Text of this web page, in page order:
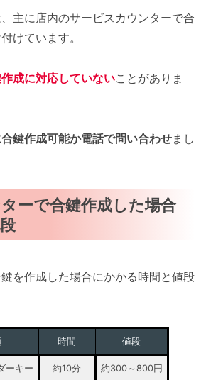
主に店内のサービスカウンターで合
けています。
成に対応していないことがありま
鍵作成可能か電話で問い合わせまし
ーで合鍵作成した場合
を作成した場合にかかる時間と値段
時間 値段
ーキー 約10分 約300～800円